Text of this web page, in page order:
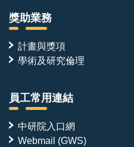
化重組—結構解析—細胞功
研究環境
實驗平台包括冷凍電子顯微
獎助業務
計畫與獎項
學術及研究倫理
員工常用連結
中研院入口網
Webmail (GWS)